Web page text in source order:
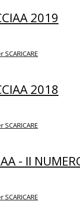
2019
2018
- II